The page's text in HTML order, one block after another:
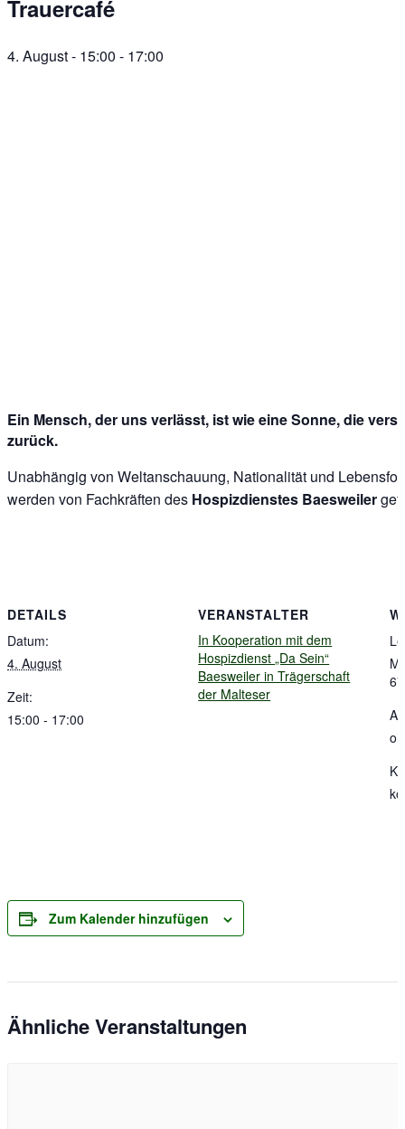
Trauercafé
4. August - 15:00 - 17:00
Ein Mensch, der uns verlässt, ist wie eine Sonne, die
zurück.
Unabhängig von Weltanschauung, Nationalität und
werden von Fachkräften des Hospizdienstes Baesweiler
DETAILS
Datum:
4. August
Zeit:
15:00 - 17:00
VERANSTALTER
In Kooperation mit dem
Hospizdienst „Da Sein“
Baesweiler in Trägerschaft
der Malteser
Zum Kalender hinzufügen
Ähnliche Veranstaltungen